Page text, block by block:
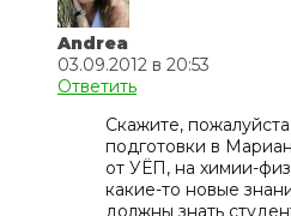
Andrea
03.09.2012 в 20:53
Ответить
Скажите,
подготовки в
от УЁП, на химии-
какие-то новые
должны знать